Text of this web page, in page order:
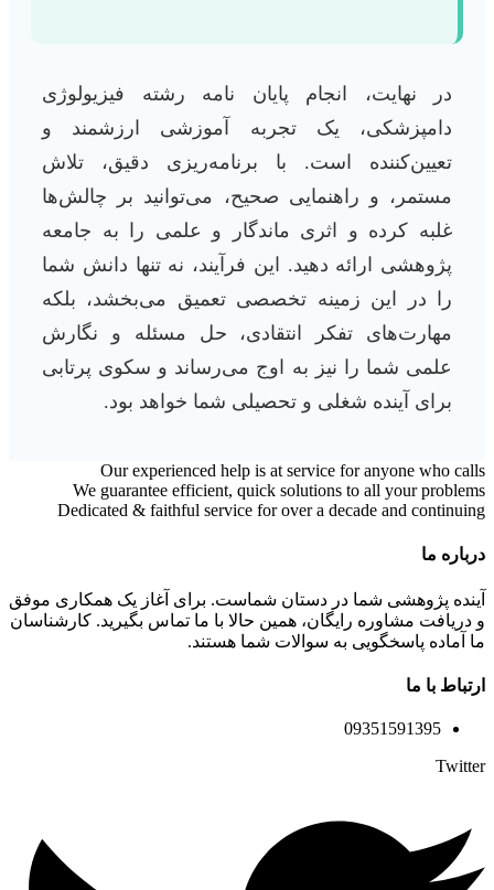
در نهایت، انجام پایان نامه رشته فیزیولوژی
دامپزشکی، یک تجربه آموزشی ارزشمند و
تعیین‌کننده است. با برنامه‌ریزی دقیق، تلاش
مستمر، و راهنمایی صحیح، می‌توانید بر چالش‌ها
غلبه کرده و اثری ماندگار و علمی را به جامعه
پژوهشی ارائه دهید. این فرآیند، نه تنها دانش شما
را در این زمینه تخصصی تعمیق می‌بخشد، بلکه
مهارت‌های تفکر انتقادی، حل مسئله و نگارش
علمی شما را نیز به اوج می‌رساند و سکوی پرتابی
برای آینده شغلی و تحصیلی شما خواهد بود.
Our experienced help is at service for anyone who calls
We guarantee efficient, quick solutions to all your problems
Dedicated & faithful service for over a decade and continuing
درباره ما
آینده پژوهشی شما در دستان شماست. برای آغاز یک همکاری موفق
و دریافت مشاوره رایگان، همین حالا با ما تماس بگیرید. کارشناسان
ما آماده پاسخگویی به سوالات شما هستند.
ارتباط با ما
09351591395
Twitter